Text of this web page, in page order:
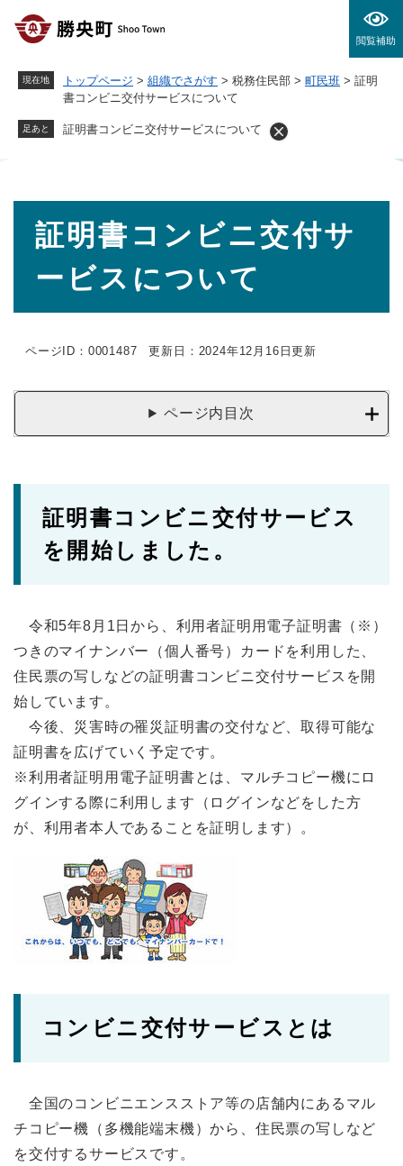
閲覧補助
現在地 トップページ > 組織でさがす > 税務住民部 > 町民班 > 証明
書コンビニ交付サービスについて
足あと 証明書コンビニ交付サービスについて
証明書コンビニ交付サ
ービスについて
ページID：0001487 更新日：2024年12月16日更新
ページ内目次
証明書コンビニ交付サービス
を開始しました。
令和5年8月1日から、利用者証明用電子証明書（※）
つきのマイナンバー（個人番号）カードを利用した、
住民票の写しなどの証明書コンビニ交付サービスを開
始しています。
今後、災害時の罹災証明書の交付など、取得可能な
証明書を広げていく予定です。
※利用者証明用電子証明書とは、マルチコピー機にロ
グインする際に利用します（ログインなどをした方
が、利用者本人であることを証明します）。
コンビニ交付サービスとは
全国のコンビニエンスストア等の店舗内にあるマル
チコピー機（多機能端末機）から、住民票の写しなど
を交付するサービスです。